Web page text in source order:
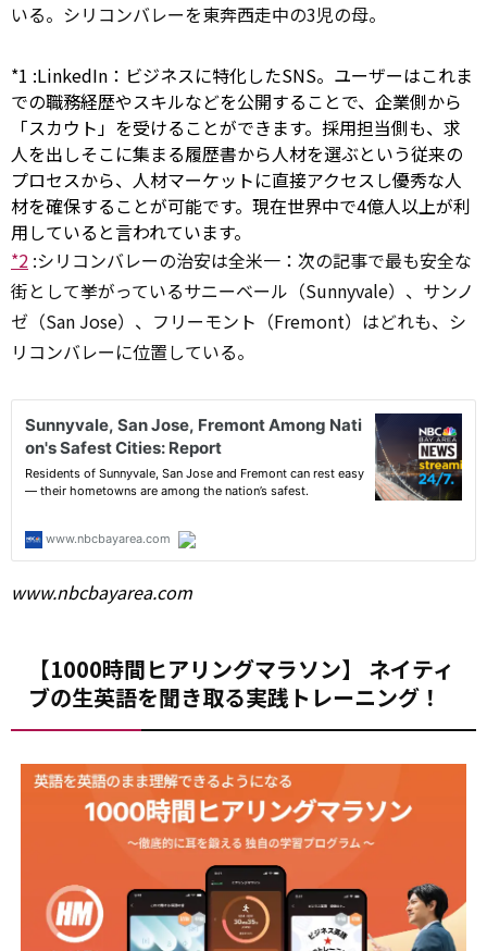
いる。シリコンバレーを東奔西走中の3児の母。
*1 :LinkedIn：ビジネスに特化したSNS。ユーザーはこれま
での職務経歴やスキルなどを公開することで、企業側から
「スカウト」を受けることができます。採用担当側も、求
人を出しそこに集まる履歴書から人材を選ぶという従来の
プロセスから、人材マーケットに直接アクセスし優秀な人
材を確保することが可能です。現在世界中で4億人以上が利
用していると言われています。
*2 :シリコンバレーの治安は全米一：次の記事で最も安全な
街として挙がっているサニーベール（Sunnyvale）、サンノ
ゼ（San Jose）、フリーモント（Fremont）はどれも、シ
リコンバレーに位置している。
www.nbcbayarea.com
【1000時間ヒアリングマラソン】 ネイティ
ブの生英語を聞き取る実践トレーニング！